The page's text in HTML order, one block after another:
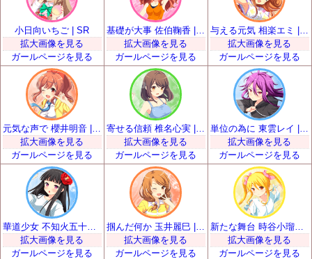
小日向いちご | SR
拡大画像を見る
ガールページを見る
基礎が大事 佐伯鞠香 | SR
拡大画像を見る
ガールページを見る
与える元気 相楽エミ | SR
拡大画像を見る
ガールページを見る
拡大画像を見る
ガールページを見る
寄せる信頼 椎名心実 | SR
拡大画像を見る
ガールページを見る
単位の為に 東雲レイ | SR
拡大画像を見る
ガールページを見る
拡大画像を見る
ガールページを見る
掴んだ何か 玉井麗巳 | SR
拡大画像を見る
ガールページを見る
新たな舞台 時谷小瑠璃 | SR
拡大画像を見る
ガールページを見る